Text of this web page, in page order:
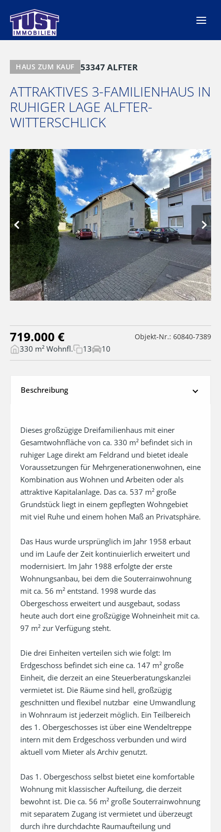
Inhalt
springen
HAUS ZUM KAUF 53347 ALFTER
ATTRAKTIVES 3-FAMILIENHAUS IN
RUHIGER LAGE ALFTER-
WITTERSCHLICK
719.000 € Objekt-Nr.: 60840-7389
330 m² Wohnfl. 13 10
Beschreibung
Dieses großzügige Dreifamilienhaus mit einer
Gesamtwohnfläche von ca. 330 m² befindet sich in
ruhiger Lage direkt am Feldrand und bietet ideale
Voraussetzungen für Mehrgenerationenwohnen, eine
Kombination aus Wohnen und Arbeiten oder als
attraktive Kapitalanlage. Das ca. 537 m² große
Grundstück liegt in einem gepflegten Wohngebiet
mit viel Ruhe und einem hohen Maß an Privatsphäre.
Das Haus wurde ursprünglich im Jahr 1958 erbaut
und im Laufe der Zeit kontinuierlich erweitert und
modernisiert. Im Jahr 1988 erfolgte der erste
Wohnungsanbau, bei dem die Souterrainwohnung
mit ca. 56 m² entstand. 1998 wurde das
Obergeschoss erweitert und ausgebaut, sodass
heute auch dort eine großzügige Wohneinheit mit ca.
97 m² zur Verfügung steht.
Die drei Einheiten verteilen sich wie folgt: Im
Erdgeschoss befindet sich eine ca. 147 m² große
Einheit, die derzeit an eine Steuerberatungskanzlei
vermietet ist. Die Räume sind hell, großzügig
geschnitten und flexibel nutzbar  eine Umwandlung
in Wohnraum ist jederzeit möglich. Ein Teilbereich
des 1. Obergeschosses ist über eine Wendeltreppe
intern mit dem Erdgeschoss verbunden und wird
aktuell vom Mieter als Archiv genutzt.
Das 1. Obergeschoss selbst bietet eine komfortable
Wohnung mit klassischer Aufteilung, die derzeit
bewohnt ist. Die ca. 56 m² große Souterrainwohnung
mit separatem Zugang ist vermietet und überzeugt
durch ihre durchdachte Raumaufteilung und